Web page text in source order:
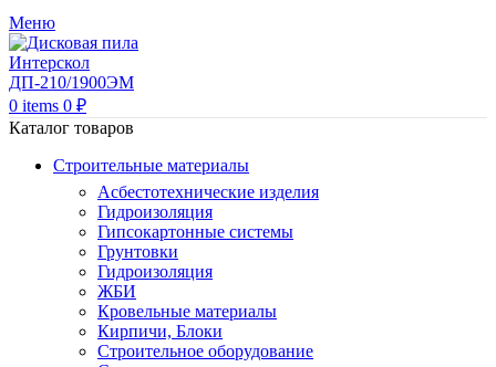
Меню
0 items 0 ₽
Каталог товаров
Строительные материалы
Асбестотехнические изделия
Гидроизоляция
Гипсокартонные системы
Грунтовки
Гидроизоляция
ЖБИ
Кровельные материалы
Кирпичи, Блоки
Строительное оборудование